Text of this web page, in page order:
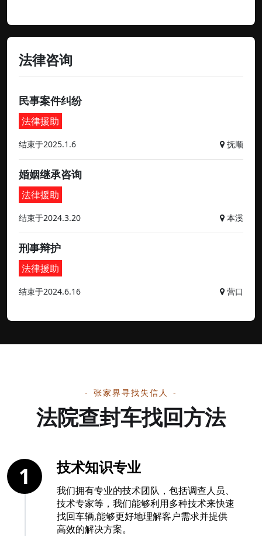
法律咨询
民事案件纠纷
法律援助
结束于2025.1.6 抚顺
婚姻继承咨询
法律援助
结束于2024.3.20 本溪
刑事辩护
法律援助
结束于2024.6.16 营口
张家界寻找失信人
法院查封车找回方法
技术知识专业
我们拥有专业的技术团队，包括调查人员、
技术专家等，我们能够利用多种技术来快速
找回车辆,能够更好地理解客户需求并提供
高效的解决方案。
1